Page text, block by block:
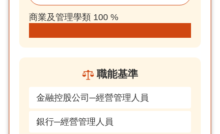
商業及管理學類 100 %
職能基準
金融控股公司─經營管理人員
銀行─經營管理人員